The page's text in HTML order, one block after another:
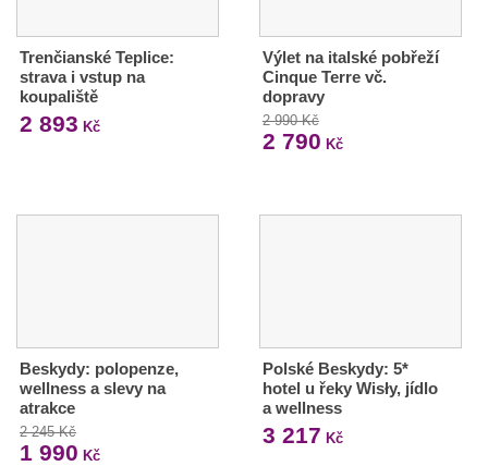
Trenčianské Teplice:
strava i vstup na
koupaliště
2 893 Kč
Výlet na italské pobřeží
Cinque Terre vč.
dopravy
2 990 Kč
2 790 Kč
Beskydy: polopenze,
wellness a slevy na
atrakce
2 245 Kč
1 990 Kč
Polské Beskydy: 5*
hotel u řeky Wisły, jídlo
a wellness
3 217 Kč